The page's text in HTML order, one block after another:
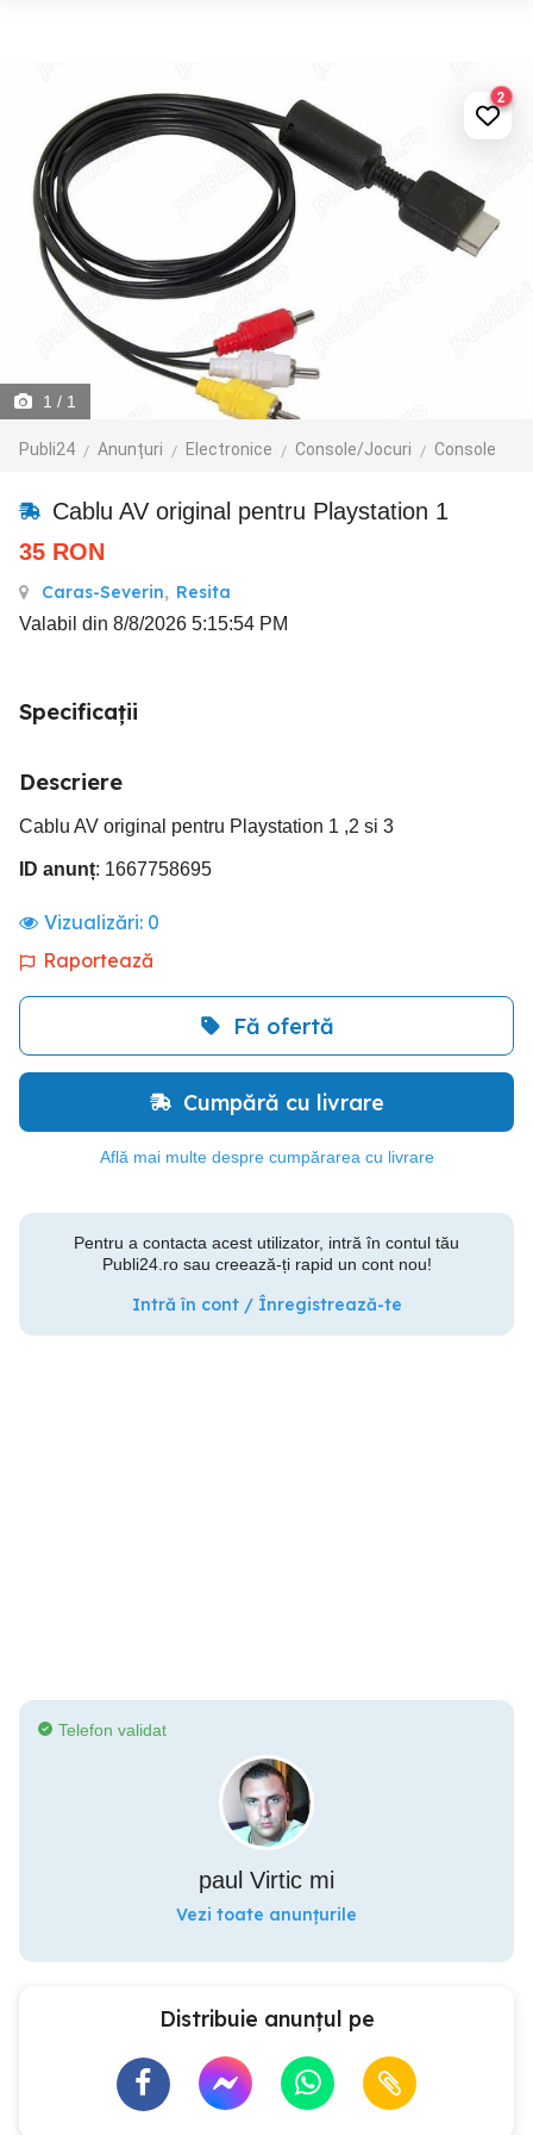
1 / 1
Publi24 Anunțuri Electronice Console/Jocuri Console
2
Cablu AV original pentru Playstation 1
35 RON
Caras-Severin, Resita
Valabil din 8/8/2026 5:15:54 PM
Specificații
Descriere
Cablu AV original pentru Playstation 1 ,2 si 3
ID anunț: 1667758695
Vizualizări: 0
Raportează
Fă ofertă
Cumpără cu livrare
Află mai multe despre cumpărarea cu livrare
Pentru a contacta acest utilizator, intră în contul tău
Publi24.ro sau creează-ți rapid un cont nou!
Intră în cont / Înregistrează-te
Telefon validat
paul Virtic mi
Vezi toate anunțurile
Distribuie anunțul pe